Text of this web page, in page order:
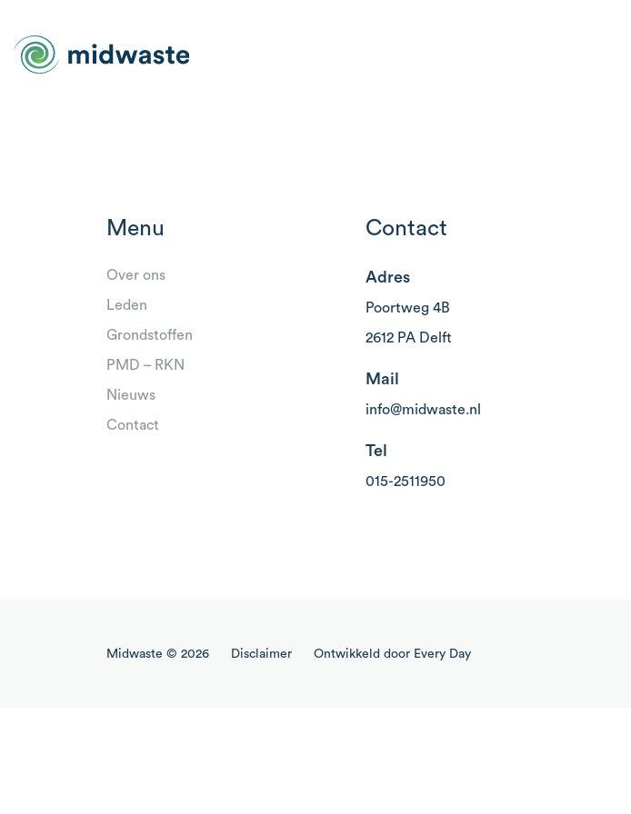
Menu
Over ons
Leden
Grondstoffen
PMD – RKN
Nieuws
Contact
Contact
Adres
Poortweg 4B
2612 PA Delft
Mail
info@midwaste.nl
Tel
015-2511950
Midwaste © 2026 Disclaimer Ontwikkeld door Every Day